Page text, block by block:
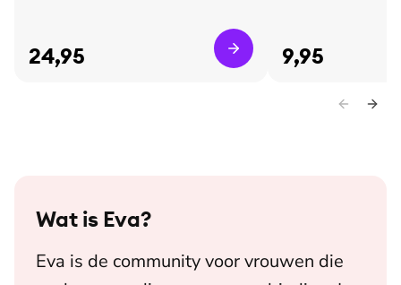
24,95 9,95
Wat is Eva?
Eva is de community voor vrouwen die